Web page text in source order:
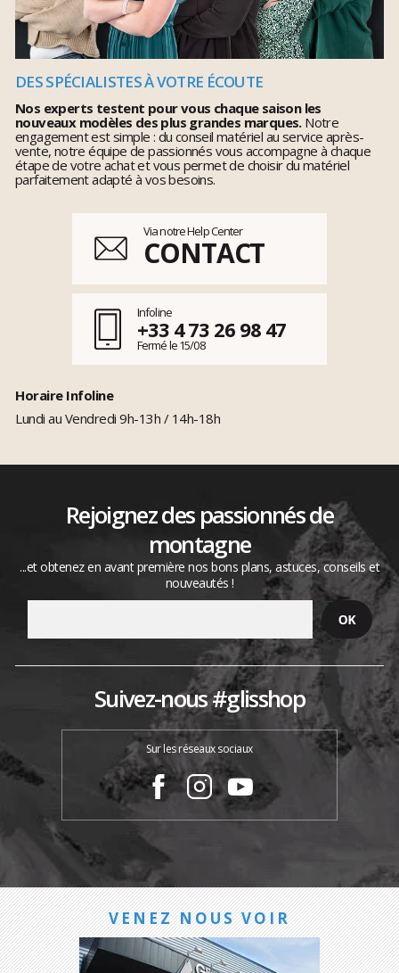
DES SPÉCIALISTES À VOTRE ÉCOUTE
Nos experts testent pour vous chaque saison les
nouveaux modèles des plus grandes marques.Notre
engagement est simple : du conseil matériel au service après-
vente, notre équipe de passionnés vous accompagne à chaque
étape de votre achat et vous permet de choisir du matériel
parfaitement adapté à vos besoins.
Via notre Help Center
CONTACT
Infoline
+33 4 73 26 98 47
Fermé le 15/08
Horaire Infoline
Lundi au Vendredi 9h-13h / 14h-18h
Rejoignez des passionnés de
montagne
...et obtenez en avant première nos bons plans, astuces, conseils et
nouveautés !
Suivez-nous #glisshop
Sur les réseaux sociaux
VENEZ NOUS VOIR